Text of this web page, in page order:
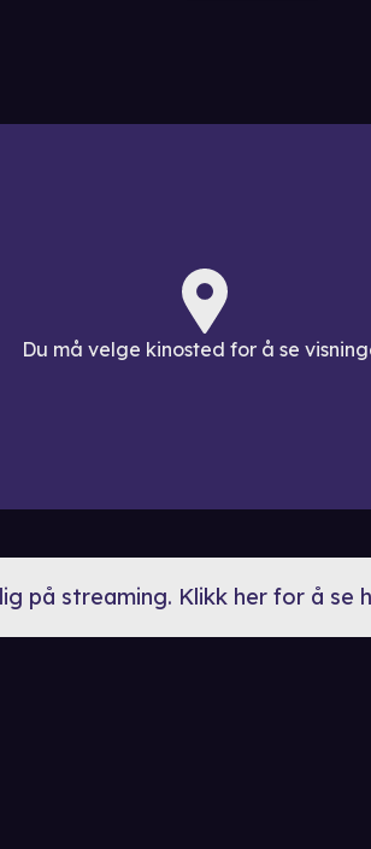
Du må velge kinosted for å se
på streaming. Klikk her for å se